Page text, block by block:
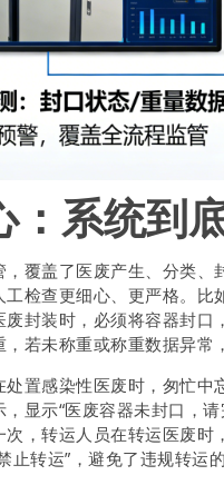
：系统到
覆盖了医废产生、分类
检查更细心、更严格。
封装时，必须将容器封
若未称重或称重数据异常
置感染性医废时，匆忙
显示“医废容器未封口，
，转运人员在转运医废
转运”，避免了违规转运的